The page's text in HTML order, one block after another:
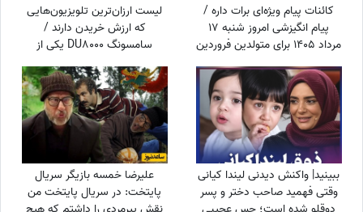
کائنات پیام ویژه‌ای برات داره /
پیام انگیزشی امروز شنبه 17
مرداد 1405 برای متولدین فروردین
تا اسفند: امروز با حفظ تمرکز و
پشتکار، یک گام دیگر به
خواسته‌هایتان نزدیک می‌شوید +
ویدئو
لیست ارزان‌ترین تلویزیون‌هایی
که ارزش خریدن دارند /
سامسونگ DU8000 یکی از
ارزانترین تلویزیون‌های بازار
ببینید| واکنش دیدنی لیندا کیانی
وقتی فهمید صاحب دختر و پسر
علیرضا خمسه بازیگر سریال
پایتخت: در سریال پایتخت من